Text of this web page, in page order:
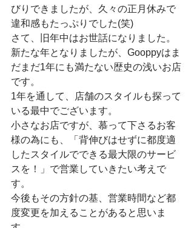
びりできましたが、久々の正月休みで
違和感もたっぷりでした(笑)
さて、旧年中はお世話になりました。
新たな年となりましたが、Gooppyはま
だまだ1年にも満たない歴史の浅いお店
です。
1年を通して、店舗のスタイルも探って
いる最中でございます。
小さなお店ですが、慕って下さるお客
様の為にも、「背伸びはせずに都度適
したスタイルでできる最大限のサービ
スを！」で営業していきたい考えで
す。
今後もその方針の基、営業時間など都
度変更を加えることがあると思いま